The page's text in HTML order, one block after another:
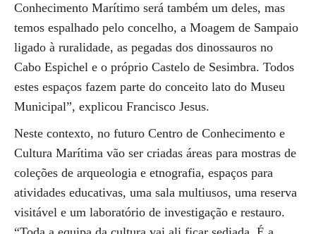
Conhecimento Marítimo será também um deles, mas
temos espalhado pelo concelho, a Moagem de Sampaio
ligado à ruralidade, as pegadas dos dinossauros no
Cabo Espichel e o próprio Castelo de Sesimbra. Todos
estes espaços fazem parte do conceito lato do Museu
Municipal”, explicou Francisco Jesus.
Neste contexto, no futuro Centro de Conhecimento e
Cultura Marítima vão ser criadas áreas para mostras de
coleções de arqueologia e etnografia, espaços para
atividades educativas, uma sala multiusos, uma reserva
visitável e um laboratório de investigação e restauro.